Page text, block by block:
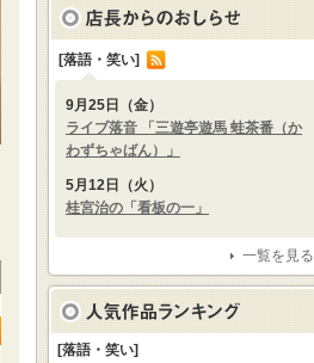
[落語・笑い]
9月25日（金）
ライブ落音 「三遊亭遊馬 蛙茶番（か
わずちゃばん）」
5月12日（火）
桂宮治の「看板の一」
一覧を見る
[落語・笑い]